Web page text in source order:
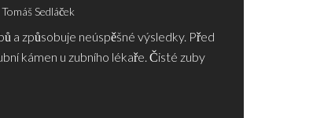
Tomáš Sedláček
a způsobuje neúspěšné výsledky. Před
kámen u zubního lékaře. Čisté zuby